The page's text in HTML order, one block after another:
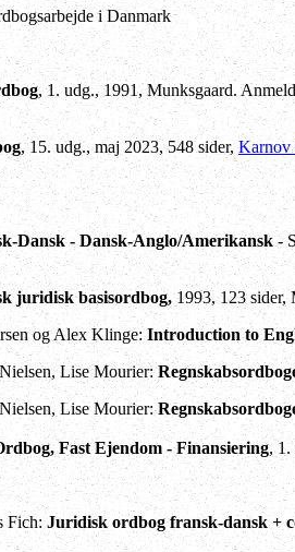
i Danmark
, 1. udg., 1991, Munksgaard.
, 15. udg., maj 2023, 548 sider,Karnov
Dansk - Dansk-Anglo/Amerikansk-
juridisk basisordbog,1993, 123 sider,
og Alex Klinge:Introduction to
Lise Mourier:
Lise Mourier:
Fast Ejendom - Finansiering,
Fich:Juridisk ordbog fransk-dansk +